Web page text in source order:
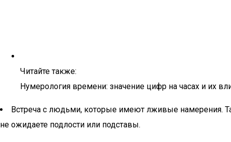
Читайте также:
Нумерология времени: значение цифр на часах и их
Встреча с людьми, которые имеют лживые намерения.
не ожидаете подлости или подставы.